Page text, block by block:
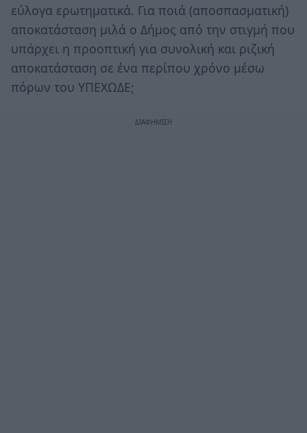
εύλογα ερωτηματικά. Για ποιά (αποσπασματική)
αποκατάσταση μιλά ο Δήμος από την στιγμή που
υπάρχει η προοπτική για συνολική και ριζική
αποκατάσταση σε ένα περίπου χρόνο μέσω
πόρων του ΥΠΕΧΩΔΕ;